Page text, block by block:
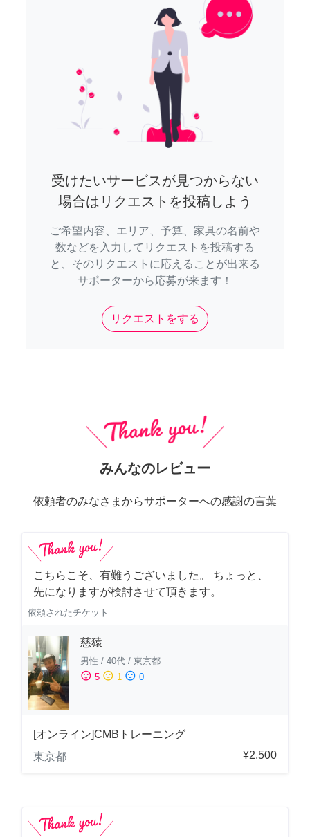
受けたいサービスが見つからない
場合はリクエストを投稿しよう
ご希望内容、エリア、予算、家具の名前や
数などを入力してリクエストを投稿する
と、そのリクエストに応えることが出来る
サポーターから応募が来ます！
リクエストをする
みんなのレビュー
依頼者のみなさまからサポーターへの感謝の言葉
こちらこそ、有難うございました。 ちょっと、
先になりますが検討させて頂きます。
依頼されたチケット
慈猿
男性 / 40代 / 東京都
sentiment_satisfied 5 sentiment_neutral 1 sentiment_dissatisfied 0
[オンライン]CMBトレーニング
東京都
¥2,500